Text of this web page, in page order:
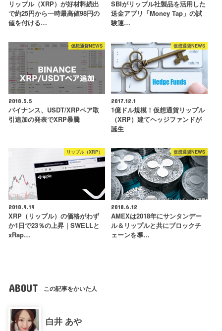
リップル（XRP）が好材料続出
で約25円から一時最高値98円の
値を付ける…
SBIがリップル社製品を活用した
送金アプリ「Money Tap」の試
験運…
仮想通貨NEWS
2018.5.5
バイナンス、USDT/XRPペア取
引追加の発表でXRP暴騰
仮想通貨NEWS
2017.12.1
1億ドル規模！仮想通貨リップル
（XRP）建てヘッジファンドが
誕生
リップル（XRP）
2018.9.19
XRP（リップル）の価格がわず
か1日で23％の上昇｜SWELLと
xRap…
仮想通貨NEWS
2018.6.12
AMEXは2018年にサンタンデー
ル＆リップルと共にブロックチ
ェーンを導…
ABOUT この記事をかいた人
白井 あや